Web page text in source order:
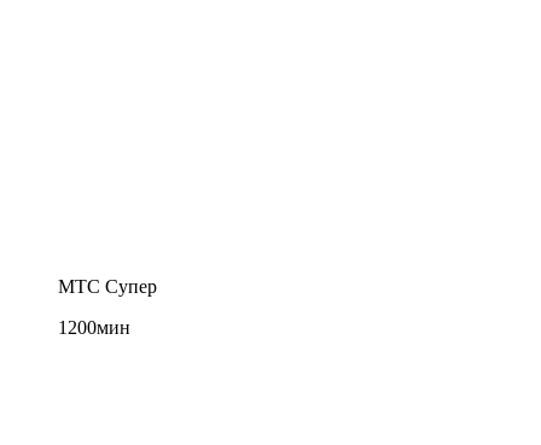
МТС Супер
1200мин